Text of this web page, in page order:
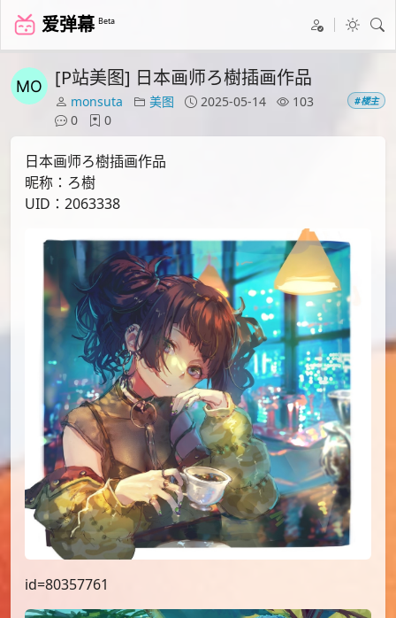
爱弹幕 Beta
[P站美图] 日本画师ろ樹插画作品
monsuta 美图 2025-05-14
103
0
0
#楼主
日本画师ろ樹插画作品
昵称：ろ樹
UID：2063338
id=80357761